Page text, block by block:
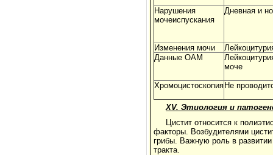
Нарушения
мочеиспускания
Дневная и
Изменения мочи
Данные ОАМ
моче
Хромоцистоскопия Не
XV. Этиология и
Цистит относится к
факторы. Возбудителями
грибы. Важную роль в
тракта.